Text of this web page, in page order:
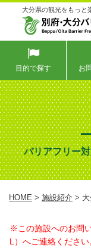
大分県の観光をもっと
目的で探す お
バリアフリー
HOME > 施設紹介 > 大
※この施設へのお問
L）へご連絡ください